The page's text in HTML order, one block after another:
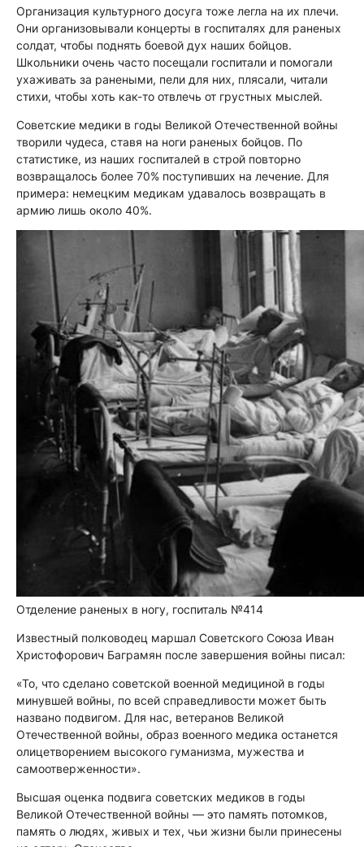
Организация культурного досуга тоже легла на их плечи.
Они организовывали концерты в госпиталях для раненых
солдат, чтобы поднять боевой дух наших бойцов.
Школьники очень часто посещали госпитали и помогали
ухаживать за ранеными, пели для них, плясали, читали
стихи, чтобы хоть как-то отвлечь от грустных мыслей.
Советские медики в годы Великой Отечественной войны
творили чудеса, ставя на ноги раненых бойцов. По
статистике, из наших госпиталей в строй повторно
возвращалось более 70% поступивших на лечение. Для
примера: немецким медикам удавалось возвращать в
армию лишь около 40%.
Отделение раненых в ногу, госпиталь №414
Известный полководец маршал Советского Союза Иван
Христофорович Баграмян после завершения войны писал:
«То, что сделано советской военной медициной в годы
минувшей войны, по всей справедливости может быть
названо подвигом. Для нас, ветеранов Великой
Отечественной войны, образ военного медика останется
олицетворением высокого гуманизма, мужества и
самоотверженности».
Высшая оценка подвига советских медиков в годы
Великой Отечественной войны — это память потомков,
память о людях, живых и тех, чьи жизни были принесены